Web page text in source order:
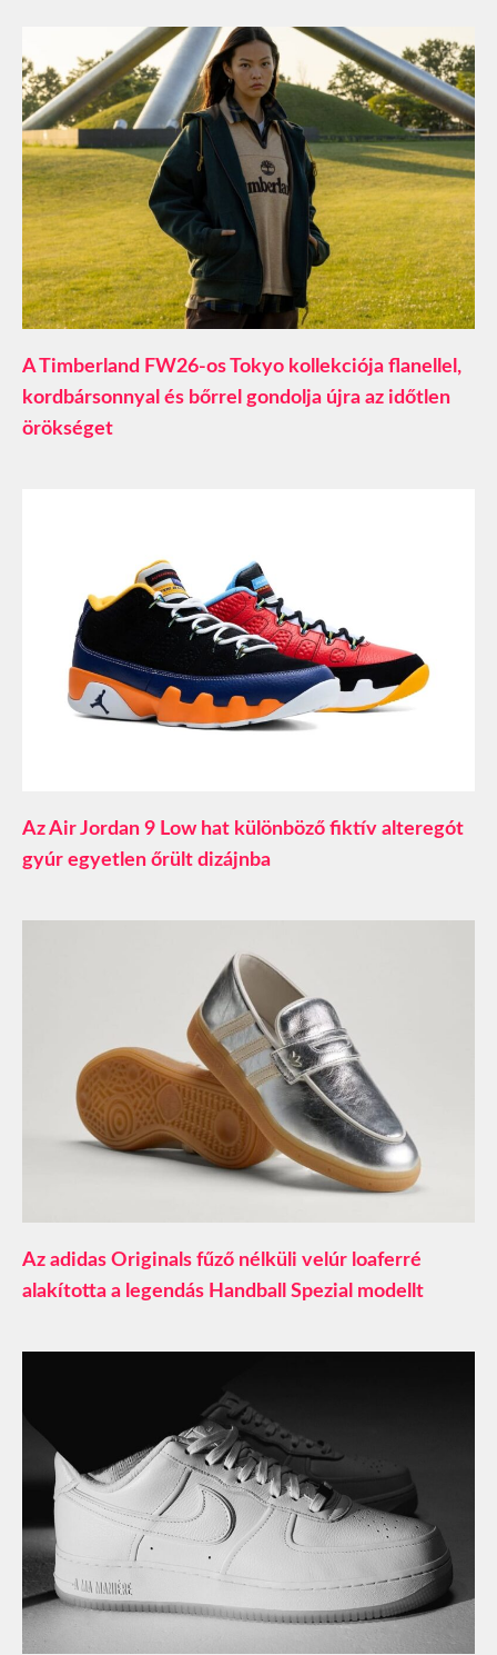
A Timberland FW26-os Tokyo kollekciója flanellel,
kordbársonnyal és bőrrel gondolja újra az időtlen
örökséget
Az Air Jordan 9 Low hat különböző fiktív alteregót
gyúr egyetlen őrült dizájnba
Az adidas Originals fűző nélküli velúr loaferré
alakította a legendás Handball Spezial modellt